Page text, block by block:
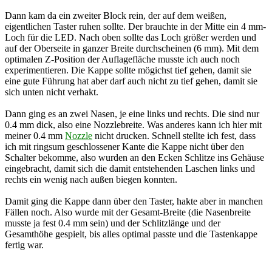
Dann kam da ein zweiter Block rein, der auf dem weißen,
eigentlichen Taster ruhen sollte. Der brauchte in der Mitte ein 4 mm-
Loch für die LED. Nach oben sollte das Loch größer werden und
auf der Oberseite in ganzer Breite durchscheinen (6 mm). Mit dem
optimalen Z-Position der Auflagefläche musste ich auch noch
experimentieren. Die Kappe sollte mögichst tief gehen, damit sie
eine gute Führung hat aber darf auch nicht zu tief gehen, damit sie
sich unten nicht verhakt.
Dann ging es an zwei Nasen, je eine links und rechts. Die sind nur
0.4 mm dick, also eine Nozzlebreite. Was anderes kann ich hier mit
meiner 0.4 mm Nozzle nicht drucken. Schnell stellte ich fest, dass
ich mit ringsum geschlossener Kante die Kappe nicht über den
Schalter bekomme, also wurden an den Ecken Schlitze ins Gehäuse
eingebracht, damit sich die damit entstehenden Laschen links und
rechts ein wenig nach außen biegen konnten.
Damit ging die Kappe dann über den Taster, hakte aber in manchen
Fällen noch. Also wurde mit der Gesamt-Breite (die Nasenbreite
musste ja fest 0.4 mm sein) und der Schlitzlänge und der
Gesamthöhe gespielt, bis alles optimal passte und die Tastenkappe
fertig war.